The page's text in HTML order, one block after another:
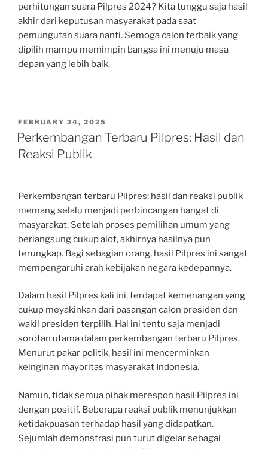
perhitungan suara Pilpres 2024? Kita tunggu saja hasil
akhir dari keputusan masyarakat pada saat
pemungutan suara nanti. Semoga calon terbaik yang
dipilih mampu memimpin bangsa ini menuju masa
depan yang lebih baik.
POSTED
ON
FEBRUARY 24, 2025
Perkembangan Terbaru Pilpres: Hasil dan
Reaksi Publik
Perkembangan terbaru Pilpres: hasil dan reaksi publik
memang selalu menjadi perbincangan hangat di
masyarakat. Setelah proses pemilihan umum yang
berlangsung cukup alot, akhirnya hasilnya pun
terungkap. Bagi sebagian orang, hasil Pilpres ini sangat
mempengaruhi arah kebijakan negara kedepannya.
Dalam hasil Pilpres kali ini, terdapat kemenangan yang
cukup meyakinkan dari pasangan calon presiden dan
wakil presiden terpilih. Hal ini tentu saja menjadi
sorotan utama dalam perkembangan terbaru Pilpres.
Menurut pakar politik, hasil ini mencerminkan
keinginan mayoritas masyarakat Indonesia.
Namun, tidak semua pihak merespon hasil Pilpres ini
dengan positif. Beberapa reaksi publik menunjukkan
ketidakpuasan terhadap hasil yang didapatkan.
Sejumlah demonstrasi pun turut digelar sebagai